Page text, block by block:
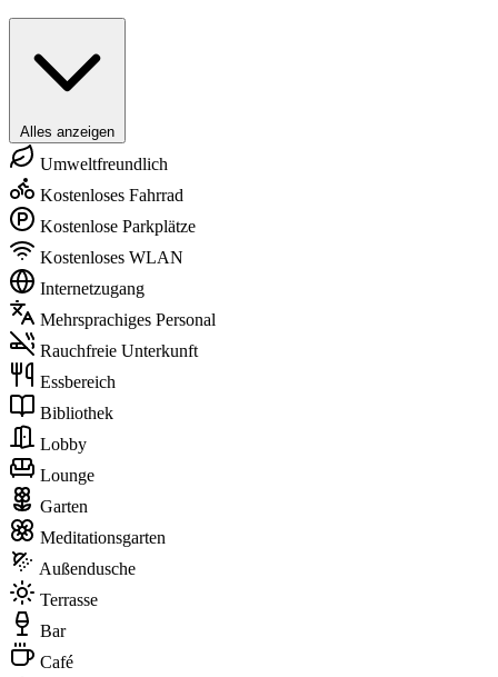
Alles anzeigen
Umweltfreundlich
Kostenloses Fahrrad
Kostenlose Parkplätze
Kostenloses WLAN
Internetzugang
Mehrsprachiges Personal
Rauchfreie Unterkunft
Essbereich
Bibliothek
Lobby
Lounge
Garten
Meditationsgarten
Außendusche
Terrasse
Bar
Café